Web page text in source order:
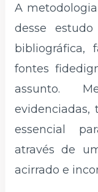
A
desse
bibliográfica,
fontes
assunto.
evidenciadas,
essencial
através de
acirrado e